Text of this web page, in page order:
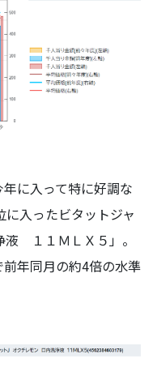
に入って特に好調な
入ったビタットジャ
１１ＭＬＸ５」。
年同月の約4倍の水準